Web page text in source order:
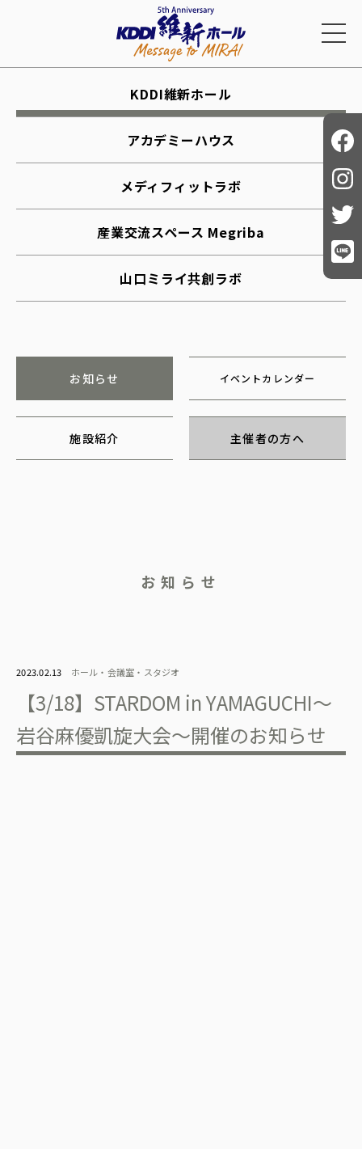
KDDI維新ホール
アカデミーハウス
メディフィットラボ
産業交流スペース Megriba
山口ミライ共創ラボ
お知らせ イベントカレンダー
施設紹介 主催者の方へ
お知らせ
2023.02.13 ホール・会議室・スタジオ
【3/18】STARDOM in YAMAGUCHI〜
岩谷麻優凱旋大会～開催のお知らせ